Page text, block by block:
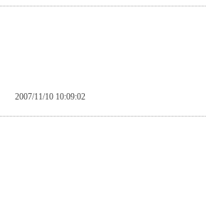
2007/11/10 10:09:02